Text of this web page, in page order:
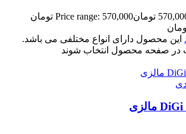
تومان
Price range: 570,000 تومان
این محصول دارای انواع مختلفی می باشد.
در صفحه محصول انتخاب شوند